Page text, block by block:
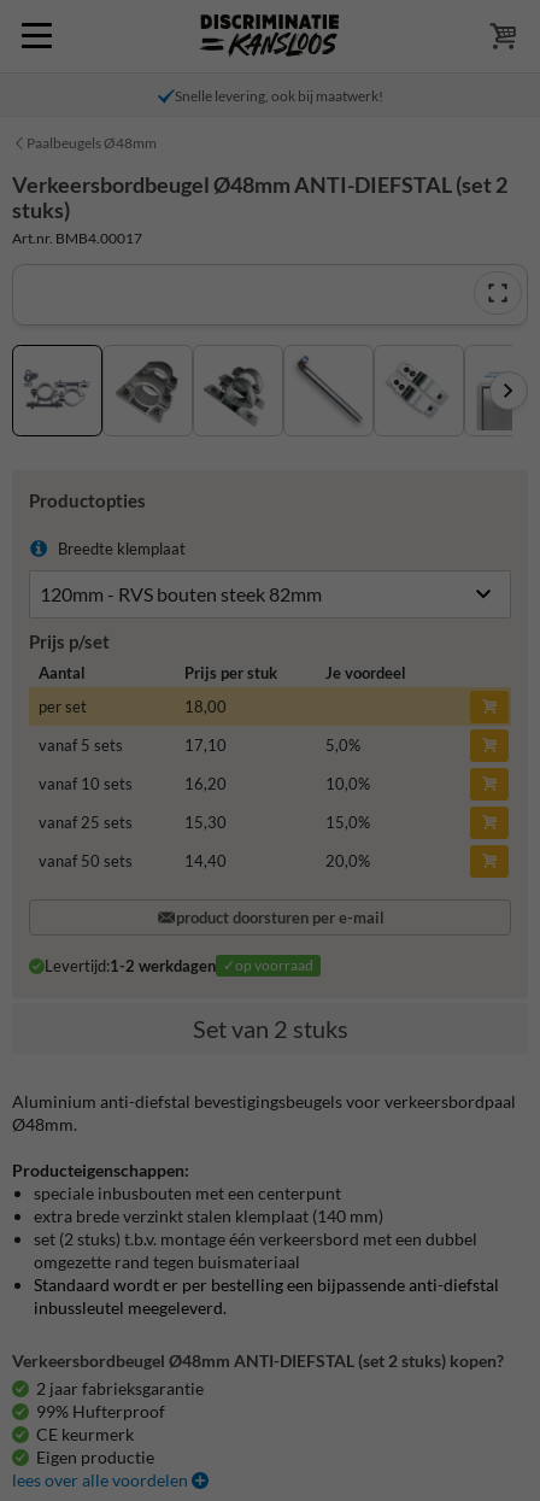
Snelle levering, ook bij maatwerk!
Paalbeugels Ø48mm
Verkeersbordbeugel Ø48mm ANTI-DIEFSTAL (set 2
stuks)
Art.nr. BMB4.00017
Productopties
Breedte klemplaat
Prijs p/set
Aantal Prijs per stuk
Je voordeel
per set
18,00
vanaf 5 sets
17,10 5,0%
vanaf 10 sets
16,20 10,0%
vanaf 25 sets
15,30 15,0%
vanaf 50 sets
14,40 20,0%
product doorsturen per e-mail
Levertijd:1-2 werkdagen ✓op voorraad
Set van 2 stuks
Aluminium anti-diefstal bevestigingsbeugels voor verkeersbordpaal
Ø48mm.
Producteigenschappen:
speciale inbusbouten met een centerpunt
extra brede verzinkt stalen klemplaat (140 mm)
set (2 stuks) t.b.v. montage één verkeersbord met een dubbel
omgezette rand tegen buismateriaal
Standaard wordt er per bestelling een bijpassende anti-diefstal
inbussleutel meegeleverd.
Verkeersbordbeugel Ø48mm ANTI-DIEFSTAL (set 2 stuks) kopen?
2 jaar fabrieksgarantie
99% Hufterproof
CE keurmerk
Eigen productie
lees over alle voordelen